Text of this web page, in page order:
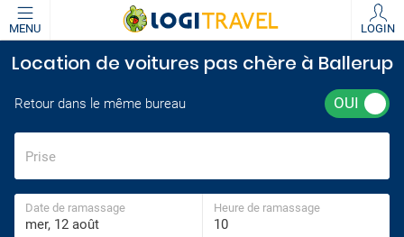
MENU LOGIN
Location de voitures pas chère à Ballerup
Retour dans le même bureau
Prise
Date de ramassage Heure de ramassage